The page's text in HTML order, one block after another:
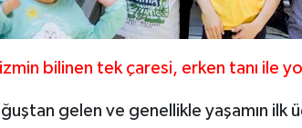
bilinen tek çaresi, erken tanı ile
gelen ve genellikle yaşamın ilk